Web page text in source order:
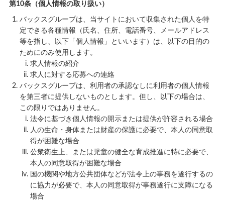
第10条（個人情報の取り扱い）
バックスグループは、当サイトにおいて収集された個人を特
定できる各種情報（氏名、住所、電話番号、メールアドレス
等を指し、以下「個人情報」といいます）は、以下の目的の
ためにのみ使用します。
求人情報の紹介
求人に対する応募への連絡
バックスグループは、利用者の承認なしに利用者の個人情報
を第三者に提供しないものとします。但し、以下の場合は、
この限りではありません。
法令に基づき個人情報の開示または提供が許容される場合
人の生命・身体または財産の保護に必要で、本人の同意取
得が困難な場合
公衆衛生上、または児童の健全な育成推進に特に必要で、
本人の同意取得が困難な場合
国の機関や地方公共団体などが法令上の事務を遂行するの
に協力が必要で、本人の同意取得が事務遂行に支障になる
場合